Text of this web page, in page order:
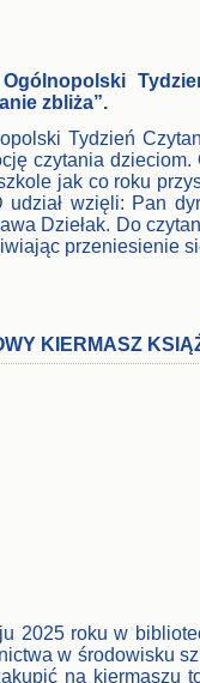
Ogólnopolski
zbliża”.
Tydzień
czytania
jak co roku
udział wzięli: Pan
Dziełak. Do
przeniesienie
KIERMASZ
2025 roku w
w środowisku
na kiermaszu